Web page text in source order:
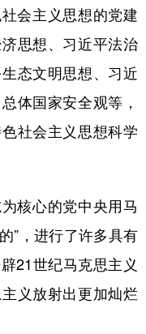
会主义思想的党建
思想、习近平法治
态文明思想、习近
体国家安全观等，
社会主义思想科学
核心的党中央用马
”，进行了许多具有
21世纪马克思主义
义放射出更加灿烂